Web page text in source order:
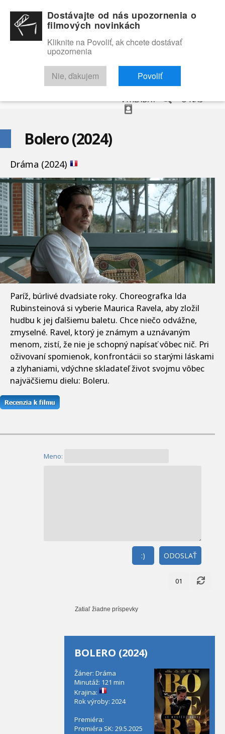
RECENZIE TRAILERY FILMOVÁ DATABÁZA
VYHĽADAŤ O NÁS
Bolero (2024)
Dráma (2024)
Paríž, búrlivé dvadsiate roky. Choreografka Ida
Rubinsteinová si vyberie Maurica Ravela, aby zložil
hudbu k jej ďalšiemu baletu. Chce niečo odvážne,
zmyselné. Ravel, ktorý je známym a uznávaným
menom, zistí, že nie je schopný napísať vôbec nič. Pri
oživovaní spomienok, konfrontácii so starými láskami
a zlyhaniami, vdýchne skladateľ život svojmu vôbec
najväčšiemu dielu: Boleru.
Meno:
ODOSLAŤ
:)
01
Zatiaľ žiadne príspevky
BOLERO (2024)
Žáner: Dráma
Minutáž: 121 min
Krajina:
Rok výroby: 2024
Premiéra:
Premiéra SK: 29.5.2025
Dostávajte od nás upozornenia o
filmových novinkách
Kliknite na Povoliť, ak chcete dostávať
upozornenia
Nie, ďakujem Povoliť